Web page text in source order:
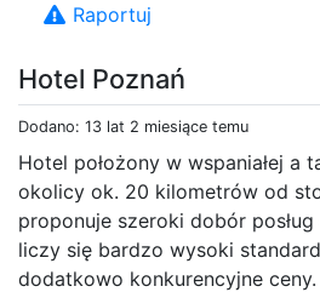
Hotel Poznań
Dodano: 13 lat 2 miesiące temu
Hotel położony w wspaniałej a
okolicy ok. 20 kilometrów od
proponuje szeroki dobór
liczy się bardzo wysoki
dodatkowo konkurencyjne
Raportuj